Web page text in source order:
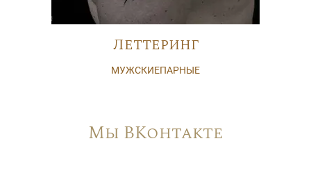
Леттеринг
МУЖСКИЕПАРНЫЕ
Мы ВКонтакте